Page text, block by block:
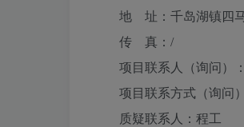
地 址： 千岛湖镇四
传 真： /
项目联系人（询问）：
项目联系方式（询问
质疑联系人： 程工